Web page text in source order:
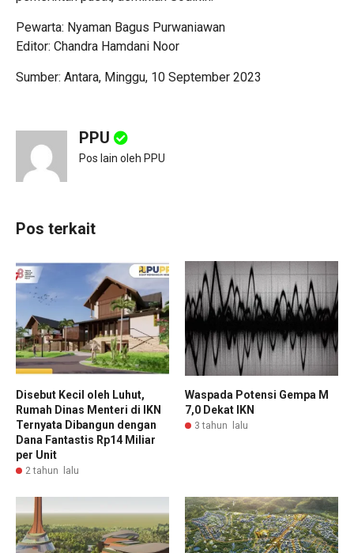
Pewarta: Nyaman Bagus Purwaniawan
Editor: Chandra Hamdani Noor
Sumber: Antara, Minggu, 10 September 2023
PPU
Pos lain oleh PPU
Pos terkait
Disebut Kecil oleh Luhut,
Rumah Dinas Menteri di IKN
Ternyata Dibangun dengan
Dana Fantastis Rp14 Miliar
per Unit
2 tahun lalu
Waspada Potensi Gempa M
7,0 Dekat IKN
3 tahun lalu